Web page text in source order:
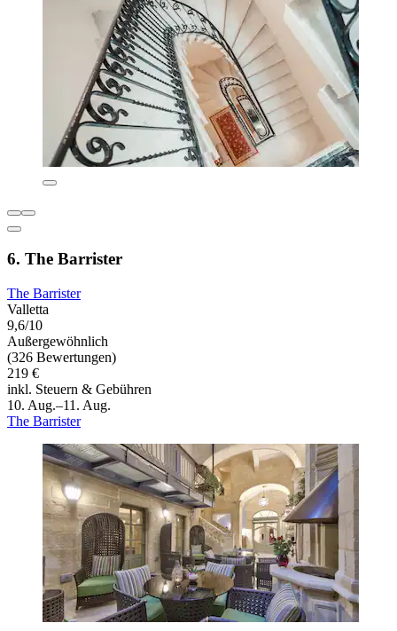
6. The Barrister
The Barrister
Valletta
9,6/10
Außergewöhnlich
(326 Bewertungen)
219 €
inkl. Steuern & Gebühren
10. Aug.–11. Aug.
The Barrister